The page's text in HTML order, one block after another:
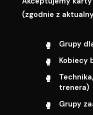
(zgodnie z
Grupy
Kobiecy
trenera)
Grupy